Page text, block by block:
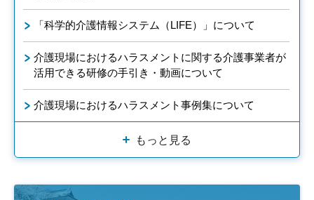
「科学的介護情報システム（LIFE）」について
介護現場におけるハラスメントに関する介護事業者が
活用できる研修の手引き・動画について
介護現場におけるハラスメント事例集について
もっと見る